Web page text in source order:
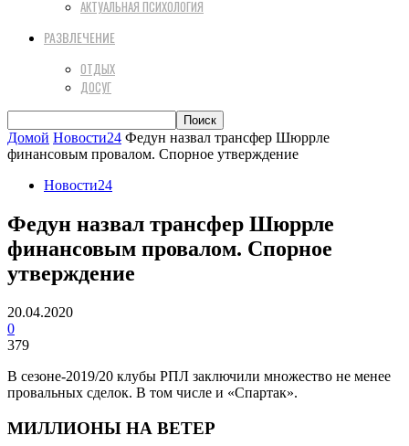
АКТУАЛЬНАЯ ПСИХОЛОГИЯ
РАЗВЛЕЧЕНИЕ
ОТДЫХ
ДОСУГ
Домой Новости24 Федун назвал трансфер Шюррле
финансовым провалом. Спорное утверждение
Новости24
Федун назвал трансфер Шюррле
финансовым провалом. Спорное
утверждение
20.04.2020
0
379
В сезоне-2019/20 клубы РПЛ заключили множество не менее
провальных сделок. В том числе и «Спартак».
МИЛЛИОНЫ НА ВЕТЕР